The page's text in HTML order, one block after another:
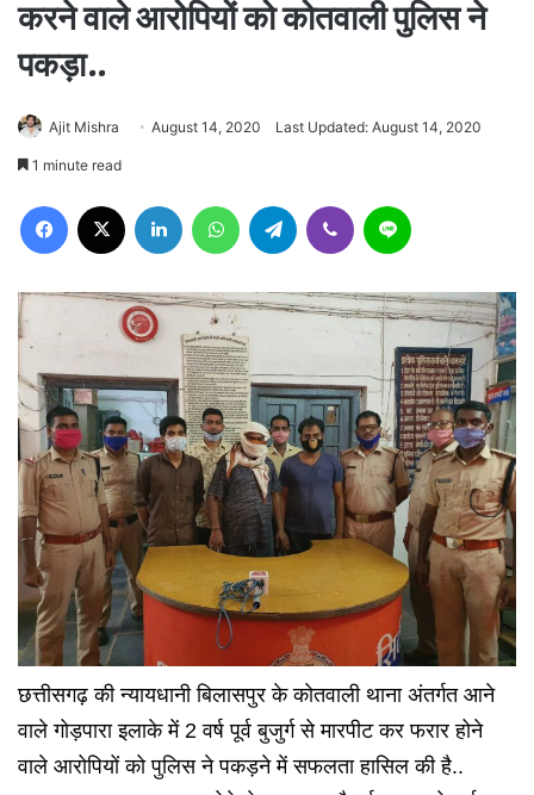
करने वाले आरोपियों को कोतवाली पुलिस ने
पकड़ा..
Ajit Mishra August 14, 2020 Last Updated: August 14, 2020
1 minute read
Facebook LinkedIn WhatsAppTelegram Viber
छत्तीसगढ़ की न्यायधानी बिलासपुर के कोतवाली थाना अंतर्गत आने
वाले गोड़पारा इलाके में 2 वर्ष पूर्व बुजुर्ग से मारपीट कर फरार होने
वाले आरोपियों को पुलिस ने पकड़ने में सफलता हासिल की है..